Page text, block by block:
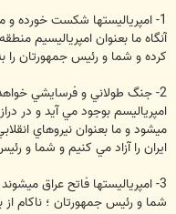
1- امپرياليستها شكست خورده
آنگاه ما بعنوان امپرياليسيم
كرده و شما و رئيس جمهورتان را
2- جنگ طولاني و فرسايشي
امپرياليسم بوجود مي آيد و در
ميشود و ما بعنوان نيروهاي
ايران را آزاد مي كنيم و شما و
3- امپرياليستها فاتح عراق
شما و رئيس جمهورتان ؛ ناكام از